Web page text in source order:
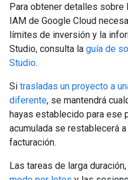
Para obtener detalles
IAM de Google Cloud
límites de inversión y la
Studio, consulta la guía de
Studio.
Si trasladas un proyecto a
diferente, se mantendrá
hayas establecido para ese
acumulada se restablecerá
facturación.
Las tareas de larga